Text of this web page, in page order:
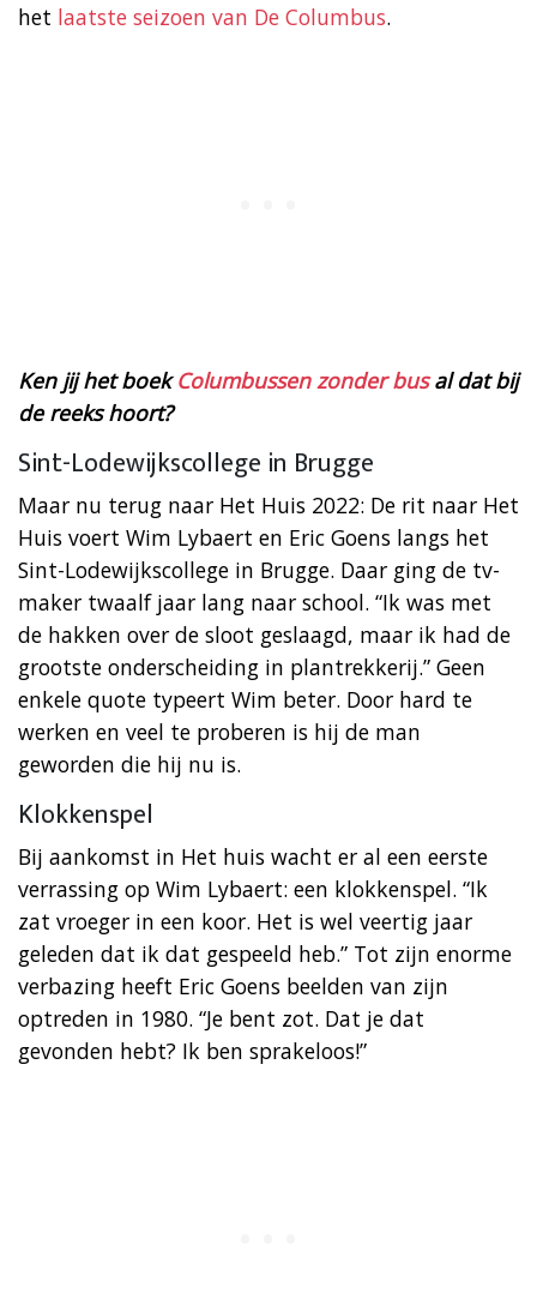
het laatste seizoen van De Columbus.
Ken jij het boekColumbussen zonder busal dat bij
de reeks hoort?
Sint-Lodewijkscollege in Brugge
Maar nu terug naar Het Huis 2022: De rit naar Het
Huis voert Wim Lybaert en Eric Goens langs het
Sint-Lodewijkscollege in Brugge. Daar ging de tv-
maker twaalf jaar lang naar school. “Ik was met
de hakken over de sloot geslaagd, maar ik had de
grootste onderscheiding in plantrekkerij.” Geen
enkele quote typeert Wim beter. Door hard te
werken en veel te proberen is hij de man
geworden die hij nu is.
Klokkenspel
Bij aankomst in Het huis wacht er al een eerste
verrassing op Wim Lybaert: een klokkenspel. “Ik
zat vroeger in een koor. Het is wel veertig jaar
geleden dat ik dat gespeeld heb.” Tot zijn enorme
verbazing heeft Eric Goens beelden van zijn
optreden in 1980. “Je bent zot. Dat je dat
gevonden hebt? Ik ben sprakeloos!”